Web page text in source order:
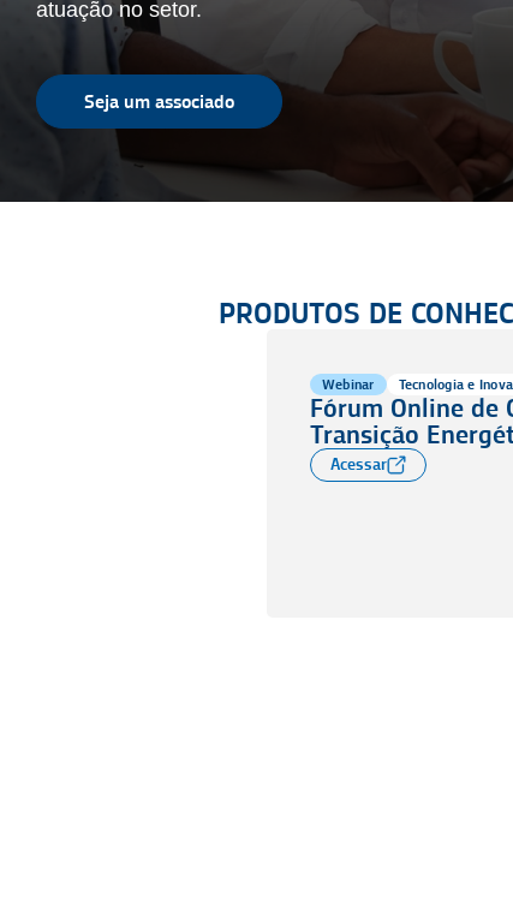
atuação no setor.
Seja um associado
PRODUTOS DE
Webinar Tecnologia e
Fórum Online de
Transição
Acessar